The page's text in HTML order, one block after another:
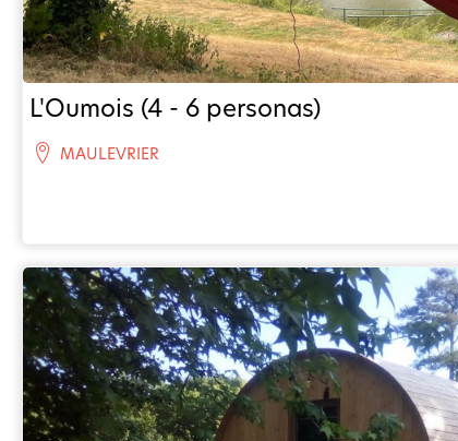
L'Oumois (4 - 6 personas)
MAULEVRIER